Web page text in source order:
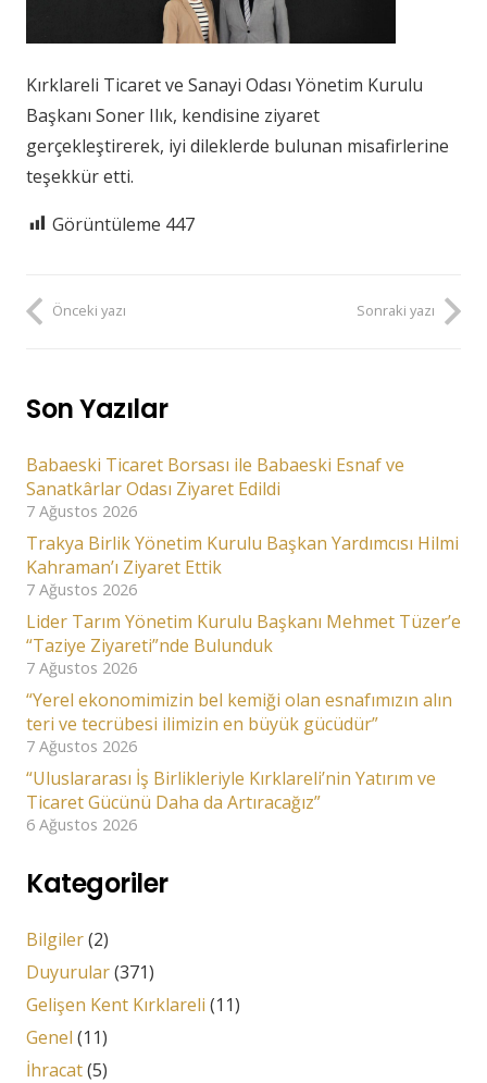
Kırklareli Ticaret ve Sanayi Odası Yönetim Kurulu
Başkanı Soner Ilık, kendisine ziyaret
gerçekleştirerek, iyi dileklerde bulunan misafirlerine
teşekkür etti.
Görüntüleme 447
Önceki yazı Sonraki yazı
Son Yazılar
Babaeski Ticaret Borsası ile Babaeski Esnaf ve
Sanatkârlar Odası Ziyaret Edildi
7 Ağustos 2026
Trakya Birlik Yönetim Kurulu Başkan Yardımcısı Hilmi
Kahraman’ı Ziyaret Ettik
7 Ağustos 2026
Lider Tarım Yönetim Kurulu Başkanı Mehmet Tüzer’e
“Taziye Ziyareti”nde Bulunduk
7 Ağustos 2026
“Yerel ekonomimizin bel kemiği olan esnafımızın alın
teri ve tecrübesi ilimizin en büyük gücüdür”
7 Ağustos 2026
“Uluslararası İş Birlikleriyle Kırklareli’nin Yatırım ve
Ticaret Gücünü Daha da Artıracağız”
6 Ağustos 2026
Kategoriler
Bilgiler(2)
Duyurular(371)
Gelişen Kent Kırklareli (11)
Genel (11)
İhracat(5)